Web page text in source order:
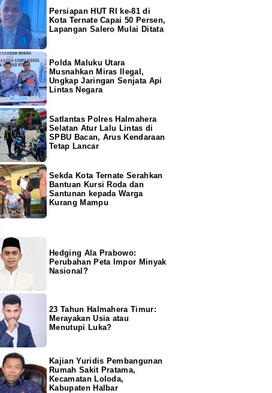
Persiapan HUT RI ke-81 di
Kota Ternate Capai 50 Persen,
Lapangan Salero Mulai Ditata
Polda Maluku Utara
Musnahkan Miras Ilegal,
Ungkap Jaringan Senjata Api
Lintas Negara
Satlantas Polres Halmahera
Selatan Atur Lalu Lintas di
SPBU Bacan, Arus Kendaraan
Tetap Lancar
Sekda Kota Ternate Serahkan
Bantuan Kursi Roda dan
Santunan kepada Warga
Kurang Mampu
Hedging Ala Prabowo:
Perubahan Peta Impor Minyak
Nasional?
23 Tahun Halmahera Timur:
Merayakan Usia atau
Menutupi Luka?
Kajian Yuridis Pembangunan
Rumah Sakit Pratama,
Kecamatan Loloda,
Kabupaten Halbar